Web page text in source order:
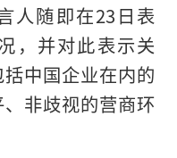
人随即在23日表
，并对此表示关
中国企业在内的
非歧视的营商环